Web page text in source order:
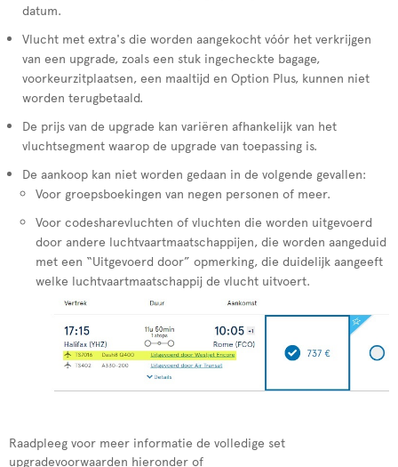
datum.
Vlucht met extra's die worden aangekocht vóór het verkrijgen
van een upgrade, zoals een stuk ingecheckte bagage,
voorkeurzitplaatsen, een maaltijd en Option Plus, kunnen niet
worden terugbetaald.
De prijs van de upgrade kan variëren afhankelijk van het
vluchtsegment waarop de upgrade van toepassing is.
De aankoop kan niet worden gedaan in de volgende gevallen:
Voor groepsboekingen van negen personen of meer.
Voor codesharevluchten of vluchten die worden uitgevoerd
door andere luchtvaartmaatschappijen, die worden aangeduid
met een “Uitgevoerd door” opmerking, die duidelijk aangeeft
welke luchtvaartmaatschappij de vlucht uitvoert.
Raadpleeg voor meer informatie de volledige set
upgradevoorwaarden hieronder of